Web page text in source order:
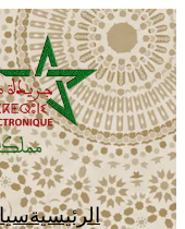
تخطى
إلى
المحتوى
الرئيسية